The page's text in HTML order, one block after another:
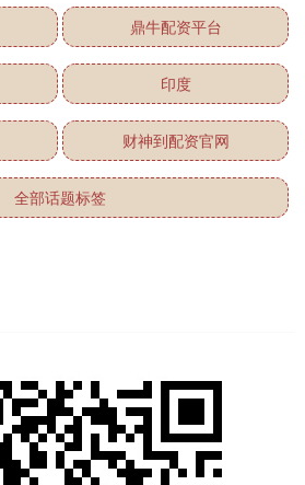
鼎牛配资平台
印度
财神到配资官网
全部话题标签